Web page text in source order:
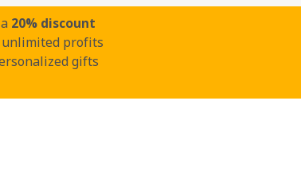
20% discount
profits
gifts